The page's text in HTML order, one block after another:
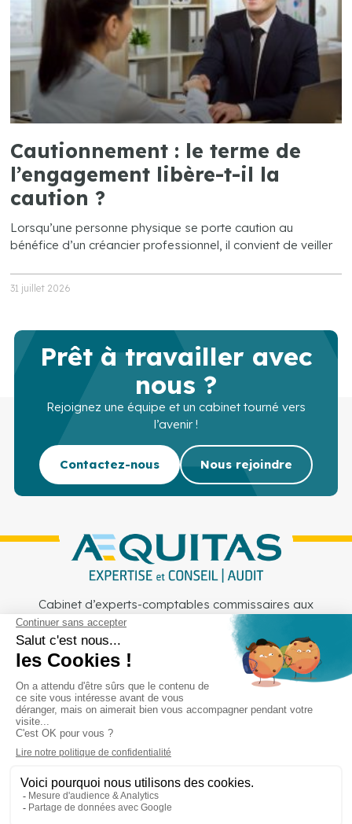
Cautionnement : le terme de
l’engagement libère-t-il la
caution ?
Lorsqu’une personne physique se porte caution au
bénéfice d’un créancier professionnel, il convient de veiller
31 juillet 2026
Prêt à travailler avec
nous ?
Rejoignez une équipe et un cabinet tourné vers
l’avenir !
Contactez-nous Nous rejoindre
Cabinet d’experts-comptables commissaires aux
comptes sur Lille, Lens et Douai
Services Secteurs Outils
Cabinet
Recrutement